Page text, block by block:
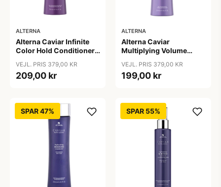
ALTERNA
Alterna Caviar Infinite
Color Hold Conditioner,
VEJL. PRIS 379,00 KR
209,00 kr
ALTERNA
Alterna Caviar
Multiplying Volume
VEJL. PRIS 379,00 KR
199,00 kr
SPAR 47% SPAR 55%